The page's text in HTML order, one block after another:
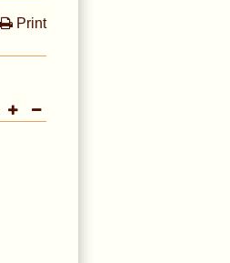
Print